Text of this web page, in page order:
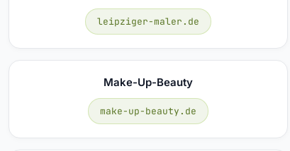
leipziger-maler.de
Make-Up-Beauty
make-up-beauty.de